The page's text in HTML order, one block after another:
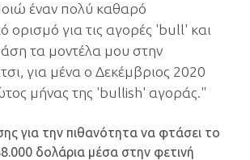
έναν πολύ καθαρό
ορισμό για τις αγορές 'bull' και
τα μοντέλα μου στην
για μένα ο Δεκέμβριος 2020
μήνας της 'bullish' αγοράς."
για την πιθανότητα να φτάσει το
δολάρια μέσα στην φετινή